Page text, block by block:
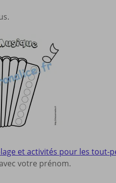
et activités pour les tout-
votre prénom.